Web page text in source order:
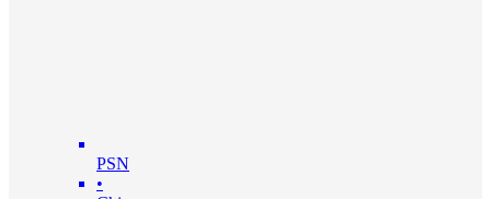
PSN
•